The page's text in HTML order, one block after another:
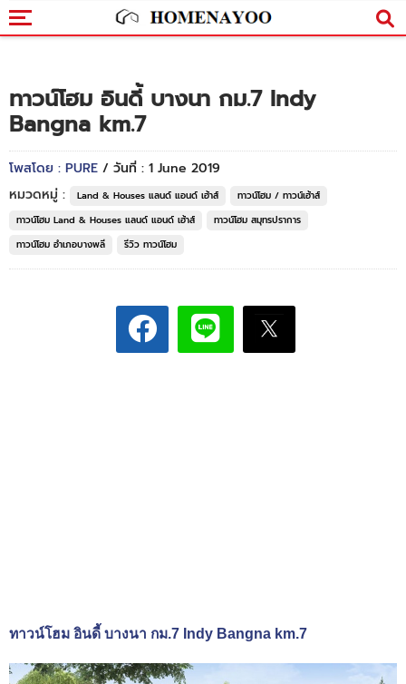
ทาวน์โฮม อินดี้ บางนา กม.7 Indy
Bangna km.7
โพสโดย : PURE / วันที่ : 1 June 2019
หมวดหมู่ :
Land & Houses แลนด์ แอนด์ เฮ้าส์
ทาวน์โฮม / ทาวน์เฮ้าส์
ทาวน์โฮม Land & Houses แลนด์ แอนด์ เฮ้าส์
ทาวน์โฮม สมุทรปราการ
ทาวน์โฮม อำเภอบางพลี
รีวิว ทาวน์โฮม
ทาวน์โฮม อินดี้ บางนา กม.7 Indy Bangna km.7